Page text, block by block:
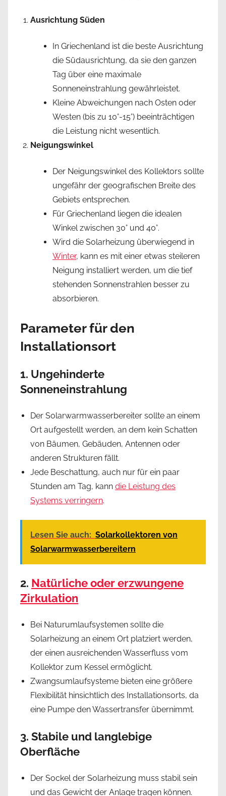
Ausrichtung Süden
In Griechenland ist die beste Ausrichtung
die Südausrichtung, da sie den ganzen
Tag über eine maximale
Sonneneinstrahlung gewährleistet.
Kleine Abweichungen nach Osten oder
Westen (bis zu 10°-15°) beeinträchtigen
die Leistung nicht wesentlich.
Neigungswinkel
Der Neigungswinkel des Kollektors sollte
ungefähr der geografischen Breite des
Gebiets entsprechen.
Für Griechenland liegen die idealen
Winkel zwischen 30° und 40°.
Wird die Solarheizung überwiegend in
Winter, kann es mit einer etwas steileren
Neigung installiert werden, um die tief
stehenden Sonnenstrahlen besser zu
absorbieren.
Parameter für den
Installationsort
1. Ungehinderte
Sonneneinstrahlung
Der Solarwarmwasserbereiter sollte an einem
Ort aufgestellt werden, an dem kein Schatten
von Bäumen, Gebäuden, Antennen oder
anderen Strukturen fällt.
Jede Beschattung, auch nur für ein paar
Stunden am Tag, kann die Leistung des
Systems verringern.
Lesen Sie auch: Solarkollektoren von
Solarwarmwasserbereitern
2. Natürliche oder erzwungene
Zirkulation
Bei Naturumlaufsystemen sollte die
Solarheizung an einem Ort platziert werden,
der einen ausreichenden Wasserfluss vom
Kollektor zum Kessel ermöglicht.
Zwangsumlaufsysteme bieten eine größere
Flexibilität hinsichtlich des Installationsorts, da
eine Pumpe den Wassertransfer übernimmt.
3. Stabile und langlebige
Oberfläche
Der Sockel der Solarheizung muss stabil sein
und das Gewicht der Anlage tragen können.